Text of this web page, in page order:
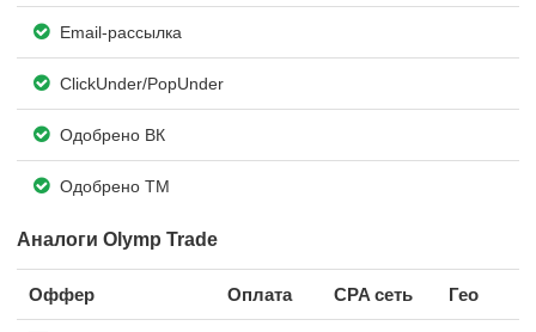
Email-рассылка
ClickUnder/PopUnder
Одобрено ВК
Одобрено ТМ
Аналоги Olymp Trade
Оффер Оплата CPA сеть Гео